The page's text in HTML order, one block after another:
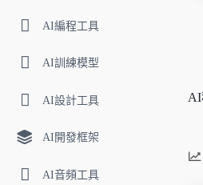
AI編程工具
AI訓練模型
AI設計工具
AI開發框架
AI音頻工具
AI